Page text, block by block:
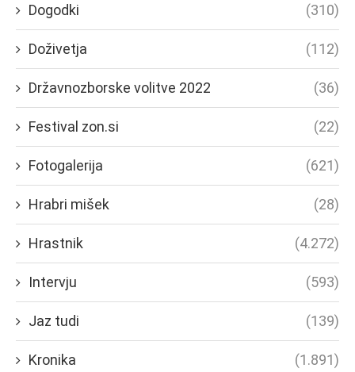
Dogodki (310)
Doživetja (112)
Državnozborske volitve 2022 (36)
Festival zon.si (22)
Fotogalerija (621)
Hrabri mišek (28)
Hrastnik (4.272)
Intervju (593)
Jaz tudi (139)
Kronika (1.891)